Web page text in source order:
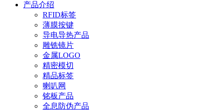
产品介绍
RFID标签
薄膜按键
导电导热产品
雕铣镜片
金属LOGO
精密模切
精品标签
喇叭网
铭板产品
全息防伪产品